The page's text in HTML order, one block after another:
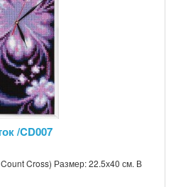
/CD007
Cross) Размер: 22.5х40 см. В